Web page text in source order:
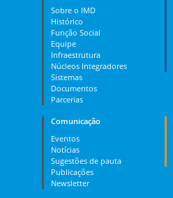
Sobre o IMD
Histórico
Função Social
Equipe
Infraestrutura
Núcleos Integradores
Sistemas
Documentos
Parcerias
Comunicação
Eventos
Notícias
Sugestões de pauta
Publicações
Newsletter